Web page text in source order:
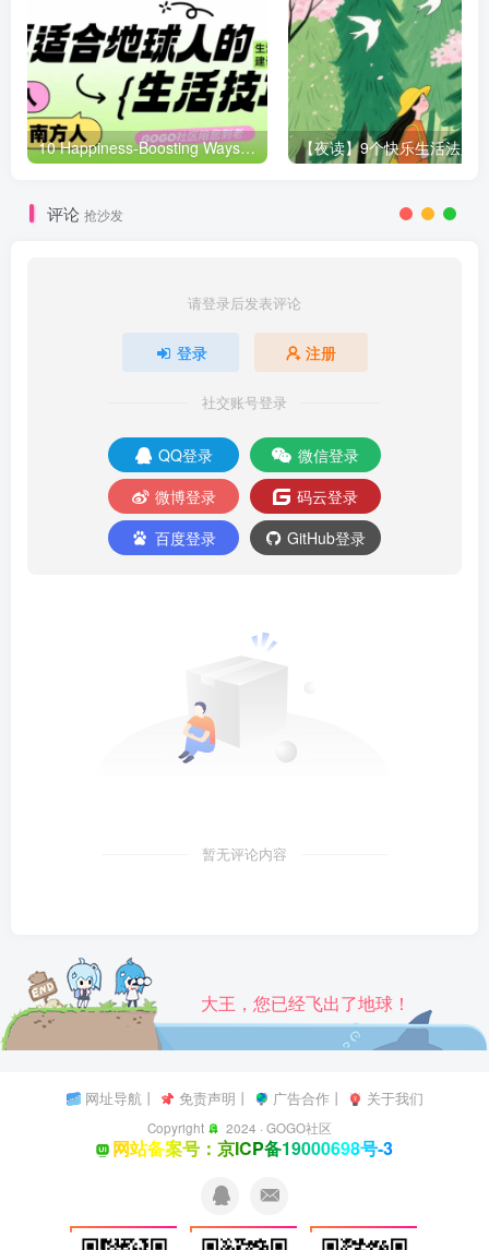
10 Happiness-Boosting Ways to Ease Stress
评论 抢沙发
请登录后发表评论
登录 注册
社交账号登录
QQ登录
微信登录
微博登录
码云登录
百度登录
GitHub登录
暂无评论内容
大王，您已经飞出了地球！
网址导航 丨 免责声明 丨 广告合作丨 关于我们
Copyright 2024 ·GOGO社区
网站备案号：京ICP备19000698号-3